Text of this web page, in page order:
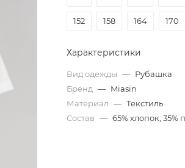
152 158 164 170
Характеристики
Вид одежды — Рубашка
Бренд — Miasin
Материал — Текстиль
Состав — 65% хлопок; 35%